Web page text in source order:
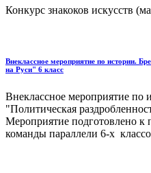
Конкурс знакоков искусств
Внеклассное мероприятие по истории.
на Руси" 6 класс
Внеклассное мероприятие по
"Политическая
Мероприятие подготовлено к
команды параллели 6-х